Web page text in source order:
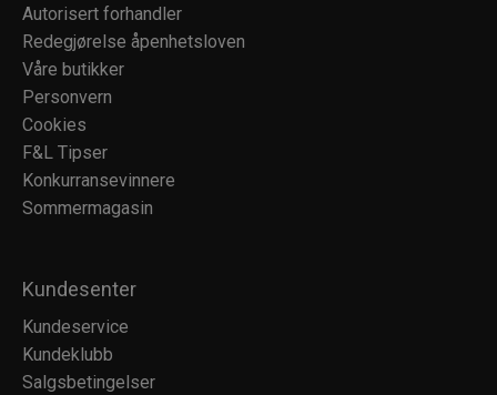
Autorisert forhandler
Redegjørelse åpenhetsloven
Våre butikker
Personvern
Cookies
F&L Tipser
Konkurransevinnere
Sommermagasin
Kundesenter
Kundeservice
Kundeklubb
Salgsbetingelser